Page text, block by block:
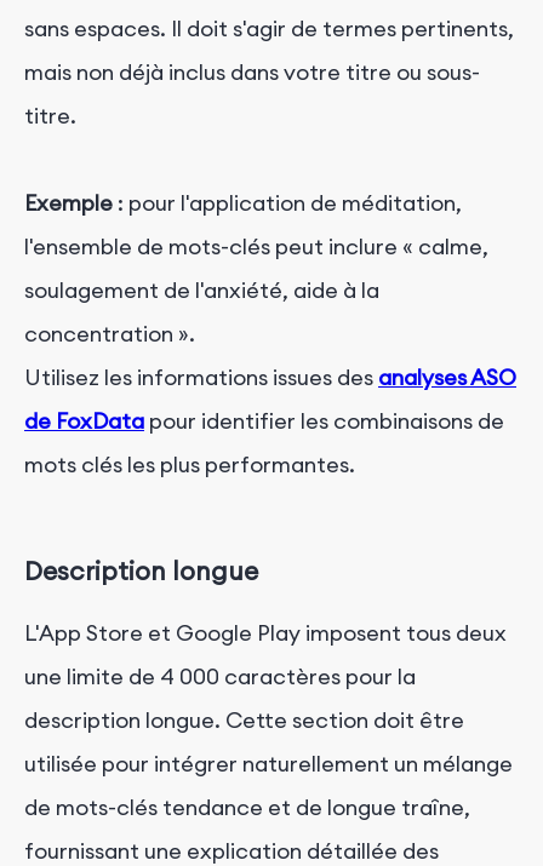
sans espaces. Il doit s'agir de termes pertinents,
mais non déjà inclus dans votre titre ou sous-
titre.
Exemple : pour l'application de méditation,
l'ensemble de mots-clés peut inclure « calme,
soulagement de l'anxiété, aide à la
concentration ».
Utilisez les informations issues des analyses ASO
de FoxData pour identifier les combinaisons de
mots clés les plus performantes.
Description longue
L'App Store et Google Play imposent tous deux
une limite de 4 000 caractères pour la
description longue. Cette section doit être
utilisée pour intégrer naturellement un mélange
de mots-clés tendance et de longue traîne,
fournissant une explication détaillée des